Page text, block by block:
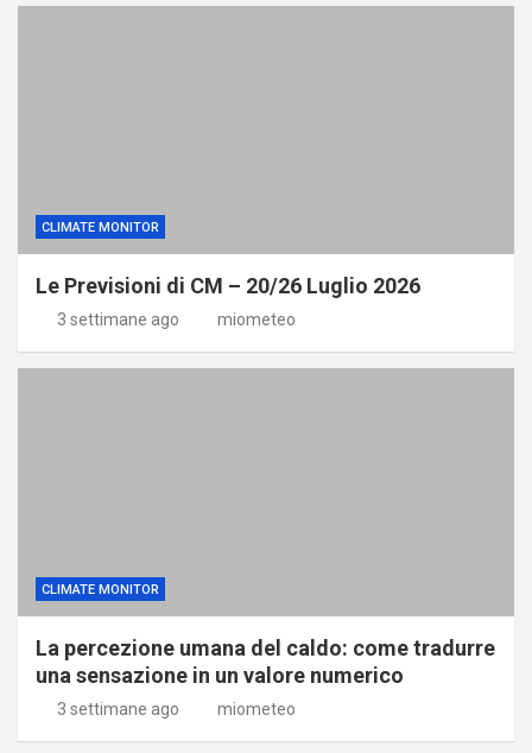
CLIMATE MONITOR
Le Previsioni di CM – 20/26 Luglio 2026
3 settimane ago miometeo
CLIMATE MONITOR
La percezione umana del caldo: come tradurre
una sensazione in un valore numerico
3 settimane ago miometeo